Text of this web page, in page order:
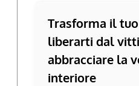
Trasforma il
liberarti dal
abbracciare la
interiore